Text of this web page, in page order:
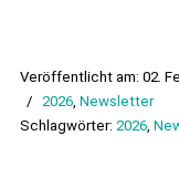
Veröffentlicht am: 02.
/ 2026, Newsletter
Schlagwörter: 2026,